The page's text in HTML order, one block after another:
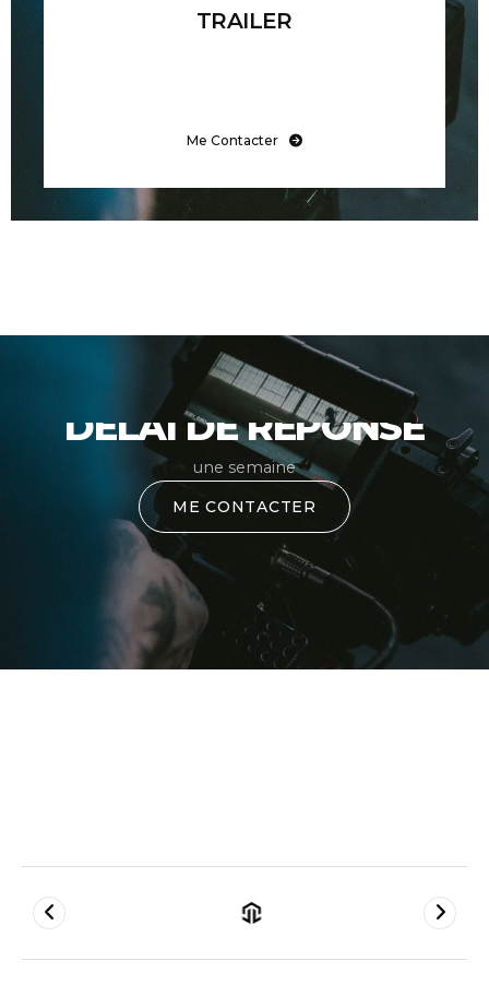
TRAILER
Me Contacter
DÉLAI DE RÉPONSE
une semaine
ME CONTACTER